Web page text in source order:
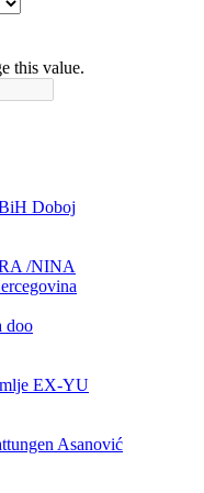
this value.
Doboj
/NINA
doo
EX-YU
Asanović